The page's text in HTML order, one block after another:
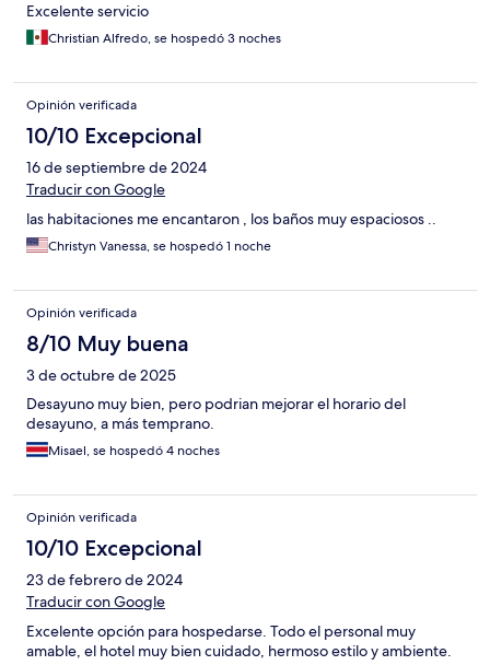
Excelente servicio
Christian Alfredo, se hospedó 3 noches
Opinión verificada
10/10 Excepcional
16 de septiembre de 2024
Traducir con Google
las habitaciones me encantaron , los baños muy espaciosos ..
Christyn Vanessa, se hospedó 1 noche
Opinión verificada
8/10 Muy buena
3 de octubre de 2025
Desayuno muy bien, pero podrian mejorar el horario del
desayuno, a más temprano.
Misael, se hospedó 4 noches
Opinión verificada
10/10 Excepcional
23 de febrero de 2024
Traducir con Google
Excelente opción para hospedarse. Todo el personal muy
amable, el hotel muy bien cuidado, hermoso estilo y ambiente.